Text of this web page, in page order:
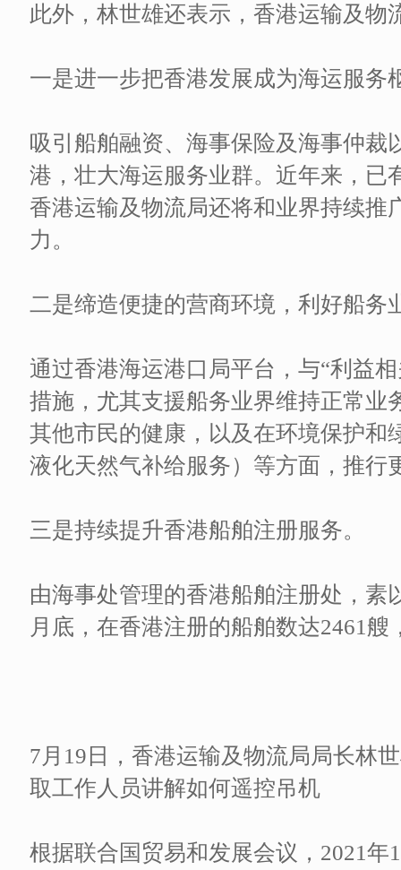
此外，林世雄还表示，香港运输及物
一是进一步把香港发展成为海运服务
吸引船舶融资、海事保险及海事仲裁
港，壮大海运服务业群。近年来，已
香港运输及物流局还将和业界持续推
力。
二是缔造便捷的营商环境，利好船务
通过香港海运港口局平台，与“利益
措施，尤其支援船务业界维持正常业
其他市民的健康，以及在环境保护和
液化天然气补给服务）等方面，推行
三是持续提升香港船舶注册服务。
由海事处管理的香港船舶注册处，素
月底，在香港注册的船舶数达2461
7月19日，香港运输及物流局局长林
取工作人员讲解如何遥控吊机
根据联合国贸易和发展会议，2021